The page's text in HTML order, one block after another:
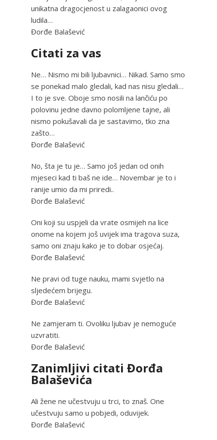
unikatna dragocjenost u zalagaonici ovog
ludila…
Đorđe Balašević
Citati za vas
Ne… Nismo mi bili ljubavnici… Nikad. Samo smo
se ponekad malo gledali, kad nas nisu gledali…
I to je sve. Oboje smo nosili na lančiću po
polovinu jedne davno polomljene tajne, ali
nismo pokušavali da je sastavimo, tko zna
zašto…
Đorđe Balašević
No, šta je tu je… Samo još jedan od onih
mjeseci kad ti baš ne ide… Novembar je to i
ranije umio da mi priredi..
Đorđe Balašević
Oni koji su uspjeli da vrate osmijeh na lice
onome na kojem još uvijek ima tragova suza,
samo oni znaju kako je to dobar osjećaj.
Đorđe Balašević
Ne pravi od tuge nauku, mami svjetlo na
sljedećem brijegu.
Đorđe Balašević
Ne zamjeram ti. Ovoliku ljubav je nemoguće
uzvratiti.
Đorđe Balašević
Zanimljivi citati Đorđa
Balaševića
Ali žene ne učestvuju u trci, to znaš. One
učestvuju samo u pobjedi, oduvijek.
Đorđe Balašević